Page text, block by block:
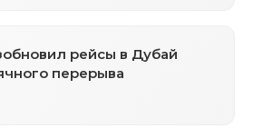
рейсы в Дубай
перерыва